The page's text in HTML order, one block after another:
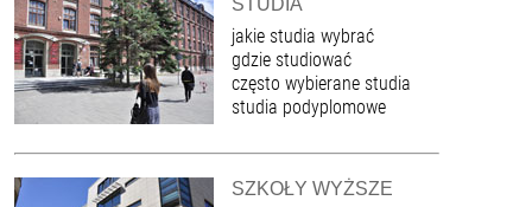
jakie studia wybrać
gdzie studiować
często wybierane studia
studia podyplomowe
SZKOŁY WYŻSZE